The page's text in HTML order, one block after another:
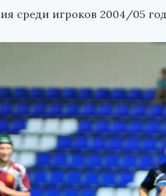
среди игроков 2004/05